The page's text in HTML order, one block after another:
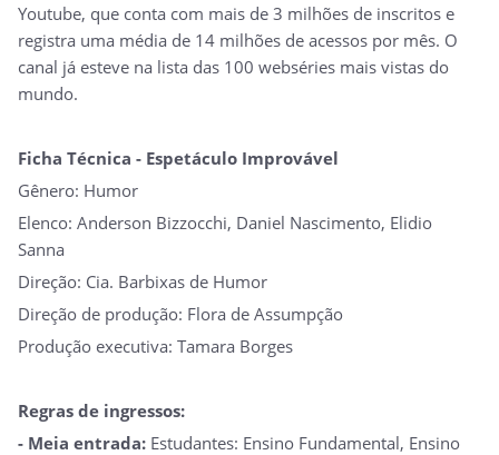
Youtube, que conta com mais de 3 milhões de inscritos e
registra uma média de 14 milhões de acessos por mês. O
canal já esteve na lista das 100 webséries mais vistas do
mundo.
Ficha Técnica - Espetáculo Improvável
Gênero: Humor
Elenco: Anderson Bizzocchi, Daniel Nascimento, Elidio
Sanna
Direção: Cia. Barbixas de Humor
Direção de produção: Flora de Assumpção
Produção executiva: Tamara Borges
Regras de ingressos:
- Meia entrada: Estudantes: Ensino Fundamental, Ensino